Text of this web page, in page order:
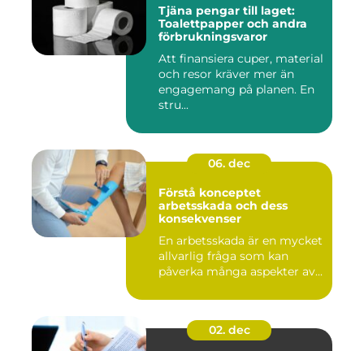
Tjäna pengar till laget:
Toalettpapper och andra
förbrukningsvaror
Att finansiera cuper, material
och resor kräver mer än
engagemang på planen. En
stru...
06. dec
Förstå konceptet
arbetsskada och dess
konsekvenser
En arbetsskada är en mycket
allvarlig fråga som kan
påverka många aspekter av...
02. dec